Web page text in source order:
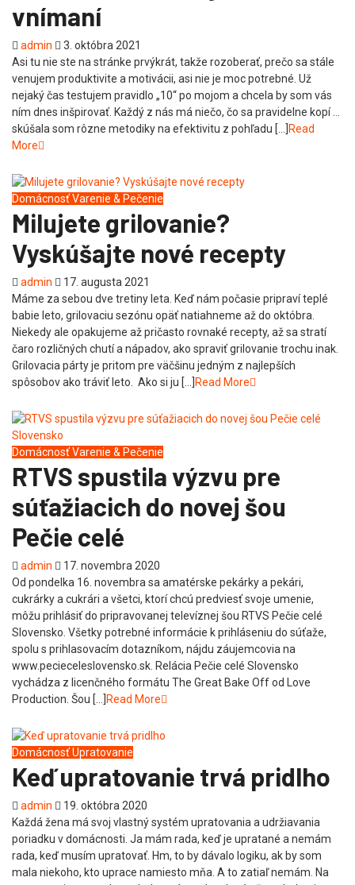
vnímaní
admin
3. októbra 2021
Asi tu nie ste na stránke prvýkrát, takže rozoberať, prečo sa stále
venujem produktivite a motivácii, asi nie je moc potrebné. Už
nejaký čas testujem pravidlo „10“ po mojom a chcela by som vás
ním dnes inšpirovať. Každý z nás má niečo, čo sa pravidelne kopí …
skúšala som rôzne metodiky na efektivitu z pohľadu […]
Read
More
DomácnosťVarenie & Pečenie
Milujete grilovanie?
Vyskúšajte nové recepty
admin
17. augusta 2021
Máme za sebou dve tretiny leta. Keď nám počasie pripraví teplé
babie leto, grilovaciu sezónu opäť natiahneme až do októbra.
Niekedy ale opakujeme až pričasto rovnaké recepty, až sa stratí
čaro rozličných chutí a nápadov, ako spraviť grilovanie trochu inak.
Grilovacia párty je pritom pre väčšinu jedným z najlepších
spôsobov ako tráviť leto. Ako si ju […]
Read More
DomácnosťVarenie & Pečenie
RTVS spustila výzvu pre
súťažiacich do novej šou
Pečie celé
admin
17. novembra 2020
Od pondelka 16. novembra sa amatérske pekárky a pekári,
cukrárky a cukrári a všetci, ktorí chcú predviesť svoje umenie,
môžu prihlásiť do pripravovanej televíznej šou RTVS Pečie celé
Slovensko. Všetky potrebné informácie k prihláseniu do súťaže,
spolu s prihlasovacím dotazníkom, nájdu záujemcovia na
www.pecieceleslovensko.sk. Relácia Pečie celé Slovensko
vychádza z licenčného formátu The Great Bake Off od Love
Production. Šou […]
Read More
DomácnosťUpratovanie
Keď upratovanie trvá pridlho
admin
19. októbra 2020
Každá žena má svoj vlastný systém upratovania a udržiavania
poriadku v domácnosti. Ja mám rada, keď je upratané a nemám
rada, keď musím upratovať. Hm, to by dávalo logiku, ak by som
mala niekoho, kto uprace namiesto mňa. A to zatiaľ nemám. Na